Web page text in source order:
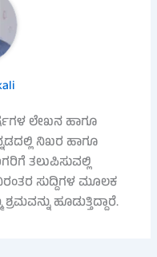
ಲೇಖನ ಹಾಗೂ
ನಿಖರ ಹಾಗೂ
ತಲುಪಿಸುವಲ್ಲಿ
ಸುದ್ದಿಗಳ ಮೂಲಕ
ಹೂಡುತ್ತಿದ್ದಾರೆ.